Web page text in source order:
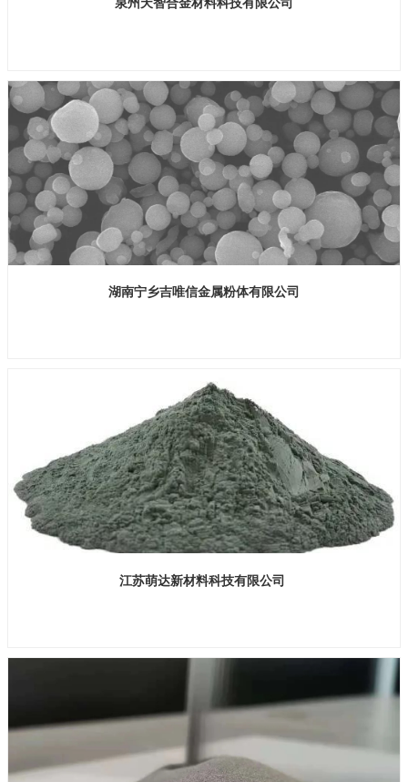
泉州天智合金材料科技有限公司
展位号：H1馆 B910
湖南宁乡吉唯信金属粉体有限公司
江苏萌达新材料科技有限公司
展位号：H1馆 B850